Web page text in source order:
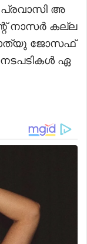
പ്രവാസി അ
നാസർ കല്ല
ജോസഫ്
ഏ